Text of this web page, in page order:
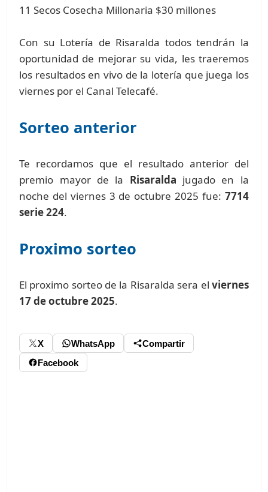
11 Secos Cosecha Millonaria $30 millones
Con su Lotería de Risaralda todos tendrán la
oportunidad de mejorar su vida, les traeremos
los resultados en vivo de la lotería que juega los
viernes por el Canal Telecafé.
Sorteo anterior
Te recordamos que el resultado anterior del
premio mayor de la Risaralda jugado en la
noche del viernes 3 de octubre 2025 fue: 7714
serie 224.
Proximo sorteo
El proximo sorteo de la Risaralda sera el viernes
17 de octubre 2025.
X WhatsApp
Compartir
Facebook